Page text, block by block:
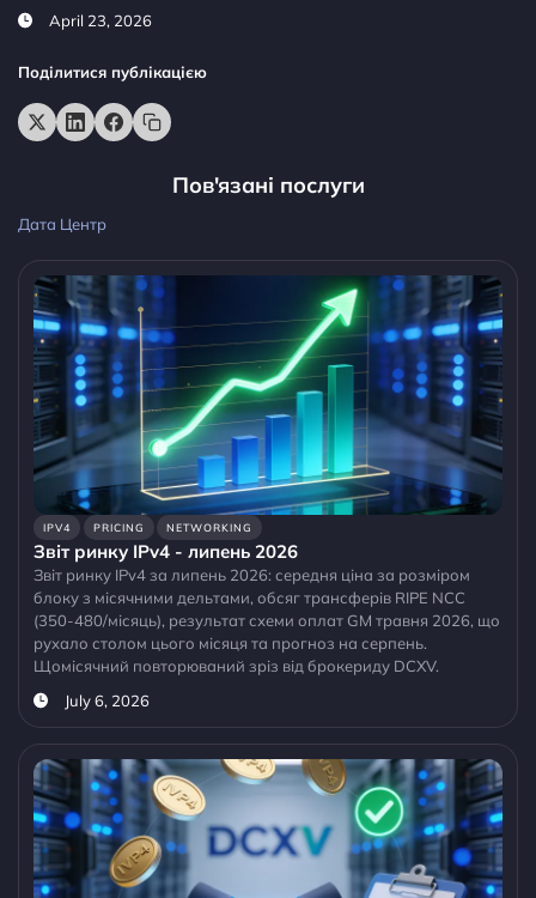
April 23, 2026
Поділитися публікацією
Пов'язані послуги
Дата Центр
IPV4 PRICING NETWORKING
Звіт ринку IPv4 - липень 2026
Звіт ринку IPv4 за липень 2026: середня ціна за розміром
блоку з місячними дельтами, обсяг трансферів RIPE NCC
(350-480/місяць), результат схеми оплат GM травня 2026, що
рухало столом цього місяця та прогноз на серпень.
Щомісячний повторюваний зріз від брокериду DCXV.
July 6, 2026